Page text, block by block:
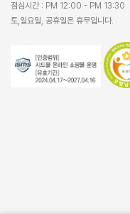
점심시간 : PM 12:00 - PM 13:30
토,일요일, 공휴일은 휴무입니다.